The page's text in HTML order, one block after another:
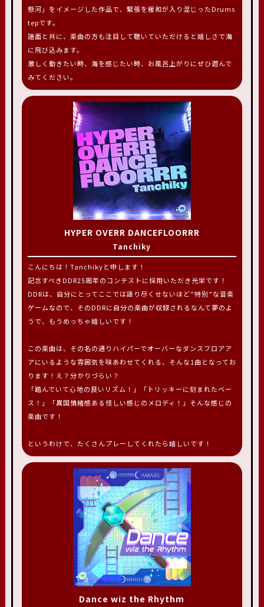
懸河」をイメージした作品で、緊張を緩和が入り混じったDrums
tepです。
譜面と共に、楽曲の方も注目して聴いていただけると嬉しさで海
に飛び込みます。
激しく動きたい時、海を感じたい時、お風呂上がりにぜひ遊んで
みてください。
HYPER OVERR DANCEFLOORRR
Tanchiky
こんにちは！Tanchikyと申します！
記念すべきDDR25周年のコンテストに採用いただき光栄です！
DDRは、自分にとってここでは語り尽くせないほど”特別”な音楽
ゲームなので、そのDDRに自分の楽曲が収録されるなんて夢のよ
うで、もうめっちゃ嬉しいです！
この楽曲は、その名の通りハイパーでオーバーなダンスフロアア
アにいるような雰囲気を味あわせてくれる、そんな1曲となってお
ります！え？分かりづらい？
「踏んでいて心地の良いリズム！」「トリッキーに刻まれたベー
ス！」「異国情緒感ある怪しい感じのメロディ！」そんな感じの
楽曲です！
というわけで、たくさんプレーしてくれたら嬉しいです！
Dance wiz the Rhythm